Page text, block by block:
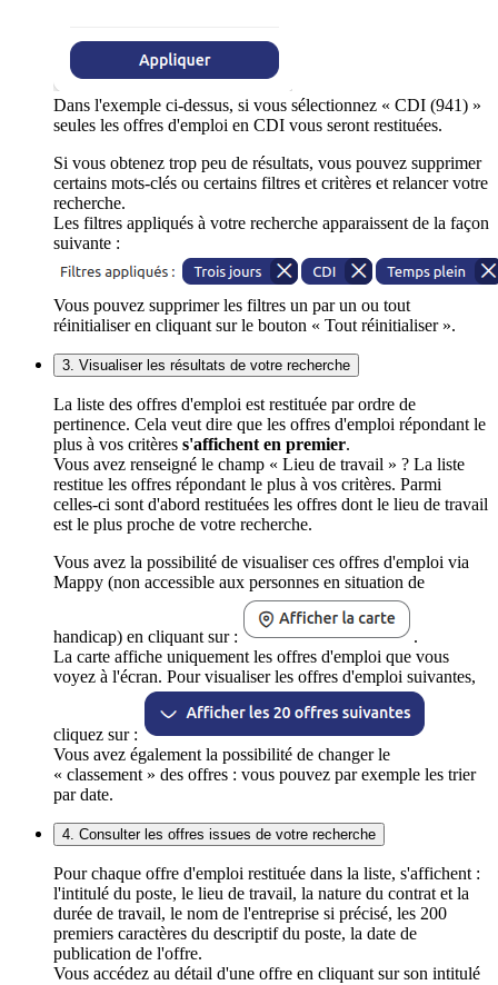
Dans l'exemple ci-dessus, si vous sélectionnez « CDI (941) »
seules les offres d'emploi en CDI vous seront restituées.
Si vous obtenez trop peu de résultats, vous pouvez supprimer
certains mots-clés ou certains filtres et critères et relancer votre
recherche.
Les filtres appliqués à votre recherche apparaissent de la façon
suivante :
Vous pouvez supprimer les filtres un par un ou tout
réinitialiser en cliquant sur le bouton « Tout réinitialiser ».
3. Visualiser les résultats de votre recherche
La liste des offres d'emploi est restituée par ordre de
pertinence. Cela veut dire que les offres d'emploi répondant le
plus à vos critères s'affichent en premier.
Vous avez renseigné le champ « Lieu de travail » ? La liste
restitue les offres répondant le plus à vos critères. Parmi
celles-ci sont d'abord restituées les offres dont le lieu de travail
est le plus proche de votre recherche.
Vous avez la possibilité de visualiser ces offres d'emploi via
Mappy (non accessible aux personnes en situation de
handicap) en cliquant sur :
.
La carte affiche uniquement les offres d'emploi que vous
voyez à l'écran. Pour visualiser les offres d'emploi suivantes,
cliquez sur :
Vous avez également la possibilité de changer le
« classement » des offres : vous pouvez par exemple les trier
par date.
4. Consulter les offres issues de votre recherche
Pour chaque offre d'emploi restituée dans la liste, s'affichent :
l'intitulé du poste, le lieu de travail, la nature du contrat et la
durée de travail, le nom de l'entreprise si précisé, les 200
premiers caractères du descriptif du poste, la date de
publication de l'offre.
Vous accédez au détail d'une offre en cliquant sur son intitulé